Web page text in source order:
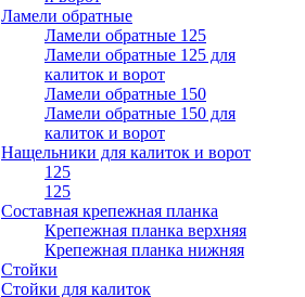
Ламели обратные
Ламели обратные 125
Ламели обратные 125 для
калиток и ворот
Ламели обратные 150
Ламели обратные 150 для
калиток и ворот
Нащельники для калиток и ворот
125
125
Составная крепежная планка
Крепежная планка верхняя
Крепежная планка нижняя
Стойки
Стойки для калиток